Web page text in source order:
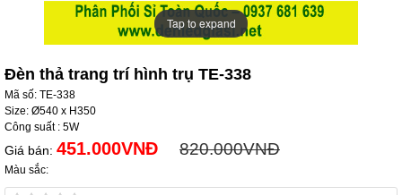
Tap to expand
Tap to expand
Đèn thả trang trí hình trụ TE-338
Mã số: TE-338
Size: Ø540 x H350
Công suất : 5W
Giá bán: 451.000VNĐ 820.000VNĐ
Màu sắc: